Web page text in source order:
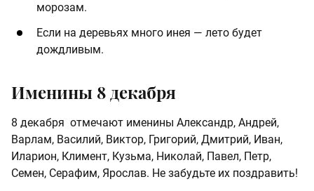
морозам.
Если на деревьях много инея — лето будет
дождливым.
Именины 8 декабря
8 декабря отмечают именины Александр, Андрей,
Варлам, Василий, Виктор, Григорий, Дмитрий, Иван,
Иларион, Климент, Кузьма, Николай, Павел, Петр,
Семен, Серафим, Ярослав. Не забудьте их поздравить!